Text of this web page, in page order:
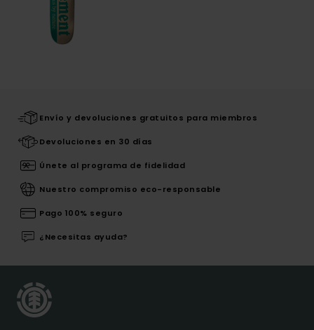
Envío y devoluciones gratuitos para miembros
Devoluciones en 30 días
Únete al programa de fidelidad
Nuestro compromiso eco-responsable
Pago 100% seguro
¿Necesitas ayuda?